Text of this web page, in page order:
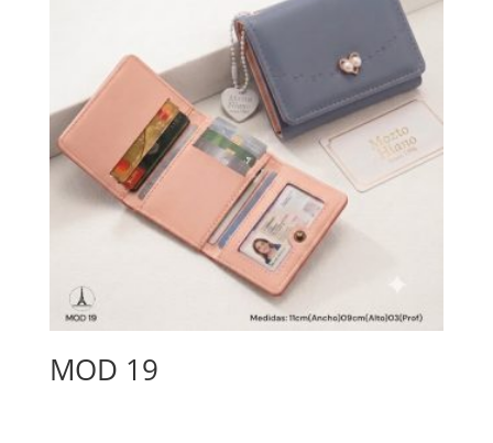
MOD 19